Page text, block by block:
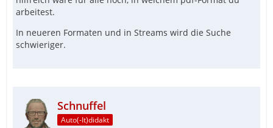
arbeitest.
In neueren Formaten und in Streams wird die Suche
schwieriger.
Schnuffel
Auto(-It)didakt